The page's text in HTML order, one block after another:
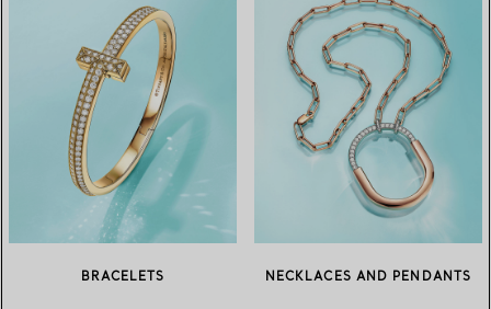
BRACELETS NECKLACES AND PENDANTS